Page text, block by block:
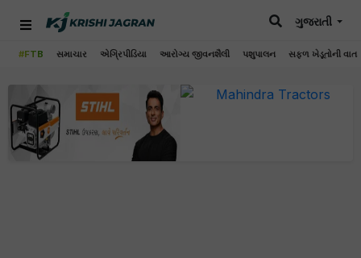
#FTB સમાચાર એગ્રિપીડિયા આરોગ્ય જીવનશૈલી પશુપાલન સફળ ખેડૂતોની વાત
ગુજરાતી